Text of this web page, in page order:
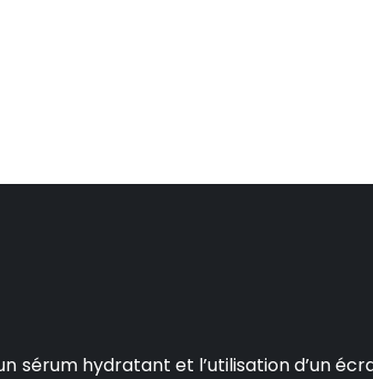
sérum hydratant et l’utilisation d’un